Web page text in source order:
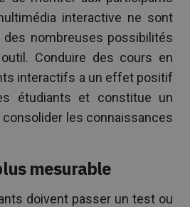
interactive ne sont
des nombreuses possibilités
Conduire des cours en
interactifs a un effet positif
étudiants et constitue un
les connaissances
mesurable
doivent passer un test ou